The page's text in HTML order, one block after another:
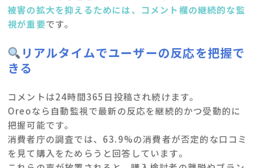
被害の拡大を抑えるためには、コメント欄の継続的な監
視が重要です。
リアルタイムでユーザーの反応を把握で
きる
コメントは24時間365日投稿され続けます。
Oreoなら自動監視で最新の反応を継続的かつ受動的に
把握可能です。
消費者庁の調査では、63.9%の消費者が否定的な口コミ
を見て購入をためらうと回答しています。